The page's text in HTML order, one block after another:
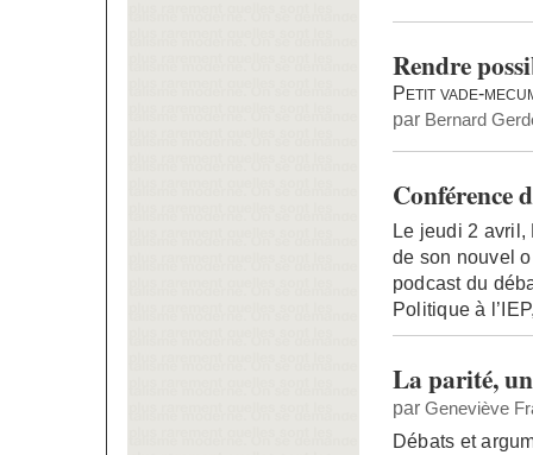
Rendre
Petit vade-
par Bernard
Conférence
Le jeudi 2 avril,
de son nouvel
podcast du
Politique à
La parité,
par Geneviève
Débats et